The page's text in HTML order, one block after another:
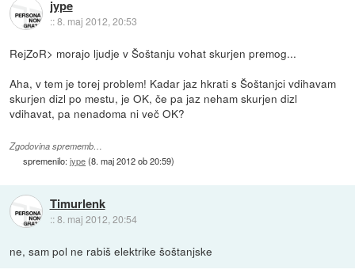
jype
::8. maj 2012, 20:53
RejZoR> morajo ljudje v Šoštanju vohat skurjen premog...
Aha, v tem je torej problem! Kadar jaz hkrati s Šoštanjci vdihavam
skurjen dizl po mestu, je OK, če pa jaz neham skurjen dizl
vdihavat, pa nenadoma ni več OK?
Zgodovina sprememb…
spremenilo:jype(8. maj 2012 ob 20:59)
Timurlenk
::8. maj 2012, 20:54
ne, sam pol ne rabiš elektrike šoštanjske